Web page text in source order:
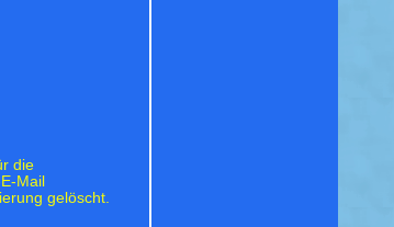
die
Mail
gelöscht.